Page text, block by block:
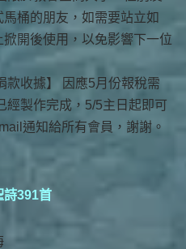
桶的朋友，如需要站立如
開後使用，以免影響下一位
款收據】 因應5月份報稅需
經製作完成，5/5主日起即可
通知給所有會員，謝謝。
詩391首